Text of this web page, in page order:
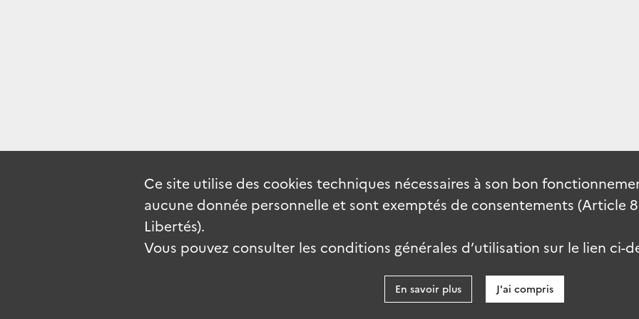
Ce site utilise des cookies techniques nécessaires à son bon
aucune donnée personnelle et sont exemptés de consentements (Article
Libertés).
Vous pouvez consulter les conditions générales d’utilisation sur le lien ci-
En savoir plus J'ai compris